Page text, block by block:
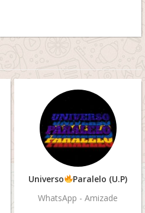
Universo
Paralelo (U.P)
WhatsApp - Amizade